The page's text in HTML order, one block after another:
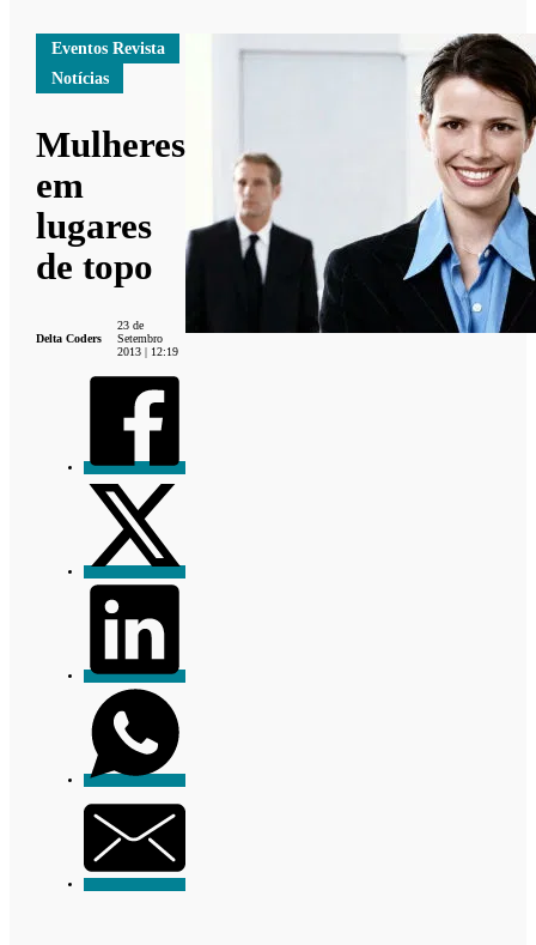
Eventos Revista
Notícias
Mulheres
em
lugares
de topo
Delta Coders
23 de
Setembro
2013 | 12:19